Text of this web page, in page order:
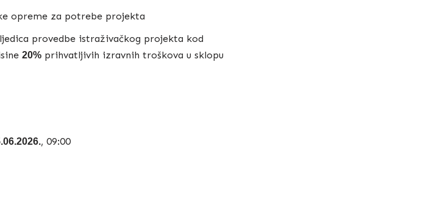
opreme za potrebe projekta
provedbe istraživačkog projekta kod
20%prihvatljivih izravnih troškova u sklopu
, 09:00